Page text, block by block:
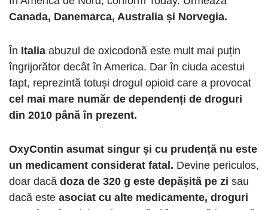
Canada, Danemarca, Australia și Norvegia.
În Italia abuzul de oxicodonă este mult mai puțin
îngrijorător decât în America. Dar în ciuda acestui
fapt, reprezintă totuși drogul opioid care a provocat
cel mai mare număr de dependenți de droguri
din 2010 până în prezent.
OxyContin asumat singur și cu prudență nu este
un medicament considerat fatal. Devine periculos,
doar dacă doza de 320 g este depășită pe zi sau
dacă este asociat cu alte medicamente, droguri